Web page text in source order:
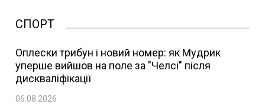
СПОРТ
Оплески трибун і новий номер: як Мудрик
уперше вийшов на поле за "Челсі" після
дискваліфікації
06.08.2026